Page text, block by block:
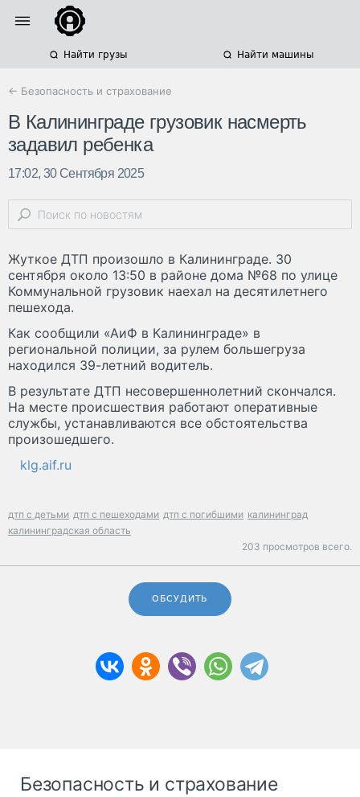
Найти грузы Найти машины
← Безопасность и страхование
В Калининграде грузовик насмерть
задавил ребенка
17:02, 30 Сентября 2025
Жуткое ДТП произошло в Калининграде. 30
сентября около 13:50 в районе дома №68 по улице
Коммунальной грузовик наехал на десятилетнего
пешехода.
Как сообщили «АиФ в Калининграде» в
региональной полиции, за рулем большегруза
находился 39-летний водитель.
В результате ДТП несовершеннолетний скончался.
На месте происшествия работают оперативные
службы, устанавливаются все обстоятельства
произошедшего.
klg.aif.ru
дтп с детьми дтп с пешеходами дтп с погибшими калининград
калининградская область
203 просмотров всего.
ОБСУДИТЬ
Безопасность и страхование